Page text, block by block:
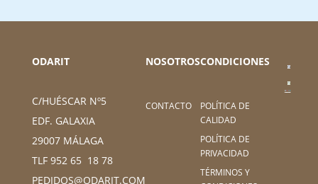
ODARIT
C/HUÉSCAR Nº5
EDF. GALAXIA
29007 MÁLAGA
TLF 952 65 18 78
PEDIDOS@ODARIT.COM
NOSOTROS
CONTACTO
CONDICIONES
POLÍTICA DE
CALIDAD
POLÍTICA DE
PRIVACIDAD
TÉRMINOS Y